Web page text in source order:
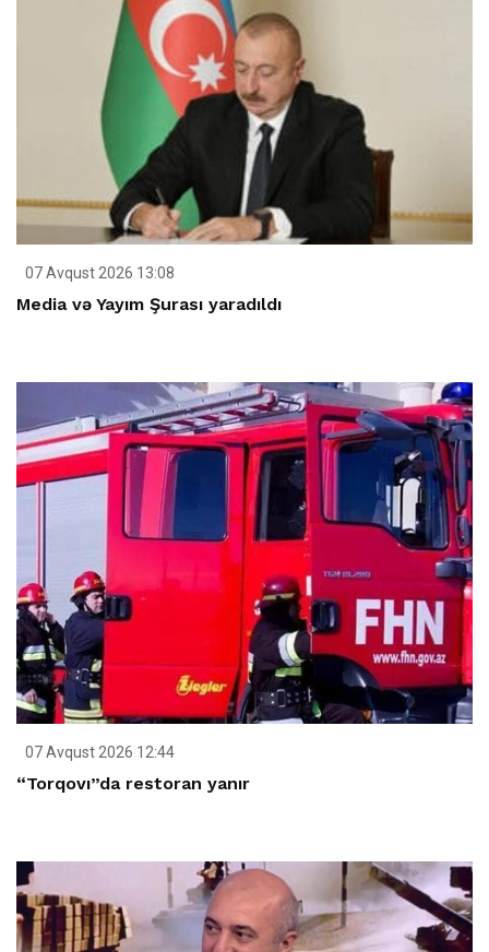
07 Avqust 2026 13:08
Media və Yayım Şurası yaradıldı
07 Avqust 2026 12:44
“Torqovı”da restoran yanır